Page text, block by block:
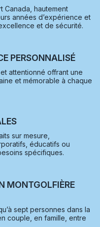
Canada, hautement
années d’expérience et
et de sécurité.
PERSONNALISÉ
attentionné offrant une
et mémorable à chaque
sur mesure,
éducatifs ou
spécifiques.
MONTGOLFIÈRE
sept personnes dans la
couple, en famille, entre